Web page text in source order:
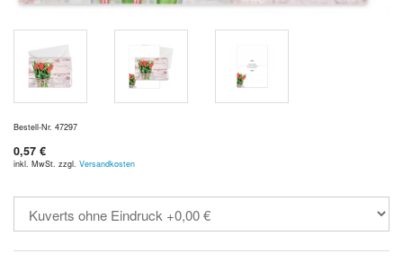
Bestell-Nr. 47297
0,57 €
inkl. MwSt. zzgl. Versandkosten